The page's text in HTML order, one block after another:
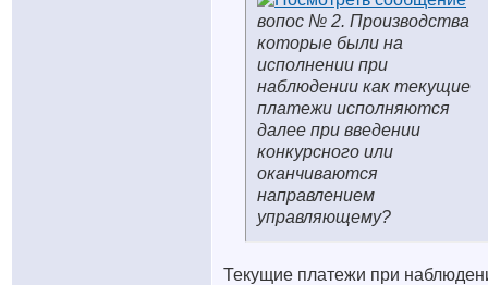
вопос № 2. Производства
которые были на
исполнении при
наблюдении как текущие
платежи исполняются
далее при введении
конкурсного или
оканчиваются
направлением
управляющему?
Текущие платежи при